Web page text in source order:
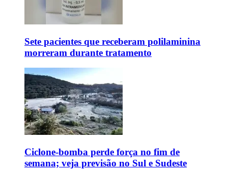
Sete pacientes que receberam polilaminina
morreram durante tratamento
Ciclone-bomba perde força no fim de
semana; veja previsão no Sul e Sudeste